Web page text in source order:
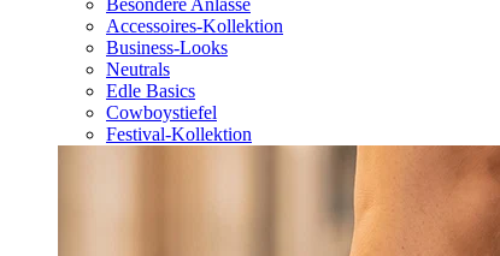
Accessoires-Kollektion
Business-Looks
Neutrals
Edle Basics
Cowboystiefel
Festival-Kollektion